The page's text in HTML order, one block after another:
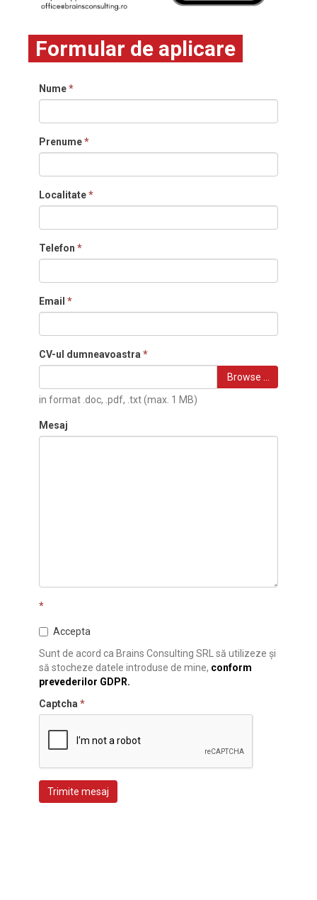
Formular de aplicare
Nume*
Prenume*
Localitate*
Telefon *
Email *
CV-ul dumneavoastra *
Browse …
in format .doc, .pdf, .txt (max. 1 MB)
Mesaj
*
Accepta
Sunt de acord ca Brains Consulting SRL să utilizeze și
să stocheze datele introduse de mine, conform
prevederilor GDPR.
Captcha *
Trimite mesaj